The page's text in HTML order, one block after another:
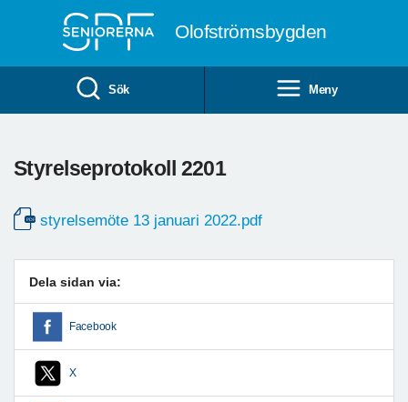
Olofströmsbygden
Sök Meny
Styrelseprotokoll 2201
styrelsemöte 13 januari 2022.pdf
Dela sidan via:
Facebook
X